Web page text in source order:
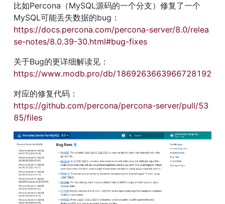
比如Percona（MySQL源码的一个分支）修复了一个
MySQL可能丢失数据的bug：
https://docs.percona.com/percona-server/8.0/relea
se-notes/8.0.39-30.html#bug-fixes
关于Bug的更详细解读见：
https://www.modb.pro/db/1869263663966728192
对应的修复代码：
https://github.com/percona/percona-server/pull/53
85/files